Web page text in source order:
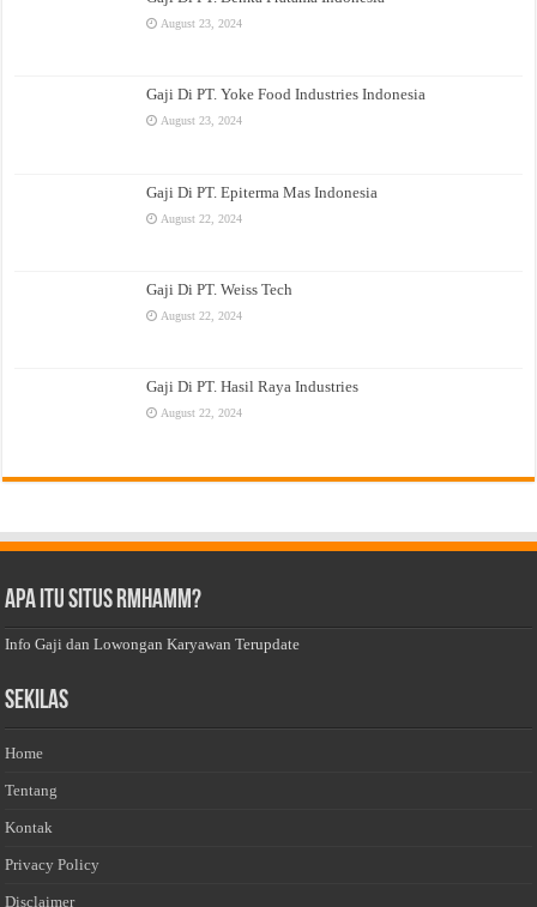
August 23, 2024
Gaji Di PT. Yoke Food Industries Indonesia
August 23, 2024
Gaji Di PT. Epiterma Mas Indonesia
August 22, 2024
Gaji Di PT. Weiss Tech
August 22, 2024
Gaji Di PT. Hasil Raya Industries
August 22, 2024
Apa Itu Situs Rmhamm?
Info Gaji dan Lowongan Karyawan Terupdate
Sekilas
Home
Tentang
Kontak
Privacy Policy
Disclaimer